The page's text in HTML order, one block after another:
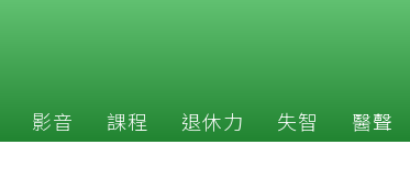
影音 課程 退休力 失智 醫聲